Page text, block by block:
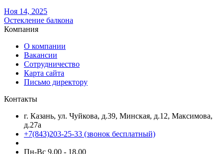
Ноя 14, 2025
Остекление балкона
Компания
О компании
Вакансии
Сотрудничество
Карта сайта
Письмо директору
Контакты
г. Казань, ул. Чуйкова, д.39, Минская, д.12, Максимова,
д.27а
+7(843)203-25-33 (звонок бесплатный)
Пн-Вс 9.00 - 18.00